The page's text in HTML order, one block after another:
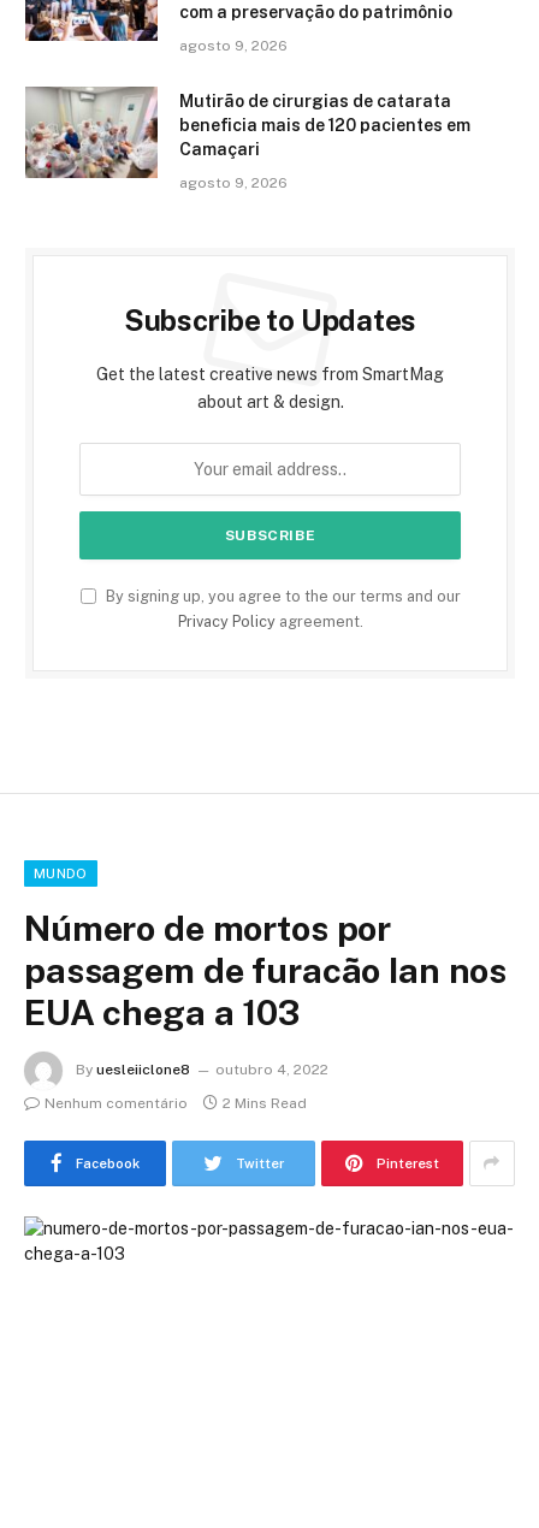
com a preservação do patrimônio
agosto 9, 2026
Mutirão de cirurgias de catarata
beneficia mais de 120 pacientes em
Camaçari
agosto 9, 2026
Subscribe to Updates
Get the latest creative news from SmartMag
about art & design.
By signing up, you agree to the our terms and our
Privacy Policyagreement.
MUNDO
Número de mortos por
passagem de furacão Ian nos
EUA chega a 103
By uesleiiclone8
outubro 4, 2022
Nenhum comentário
2 Mins Read
Facebook Twitter Pinterest